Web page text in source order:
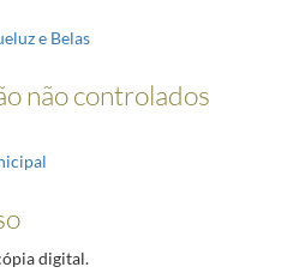
e Belas
não controlados
digital.